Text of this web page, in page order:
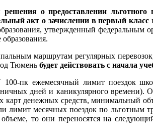
о предоставлении
акт о зачислении в первый класс
утвержденный
маршрутам регулярных
Тюмень будет действовать с начала
пк ежемесячный лимит поездок
дней и каникулярного
денежных средств, минимальный
лимит месячных поездок по
то они переносятся на